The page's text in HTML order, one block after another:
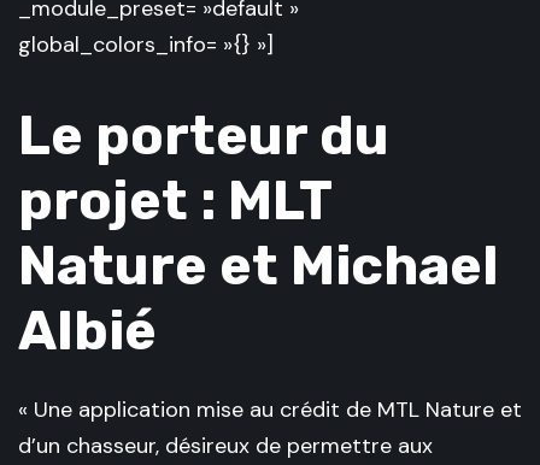
_module_preset= »default »
global_colors_info= »{} »]
Le porteur du
projet : MLT
Nature et Michael
Albié
« Une application mise au crédit de MTL Nature et
d’un chasseur, désireux de permettre aux